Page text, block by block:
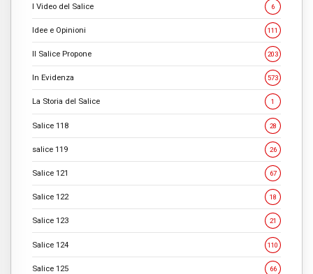
I Video del Salice 6
Idee e Opinioni 111
Il Salice Propone 203
In Evidenza 573
La Storia del Salice 1
Salice 118 28
salice 119 26
Salice 121 67
Salice 122 18
Salice 123 21
Salice 124 110
Salice 125 66